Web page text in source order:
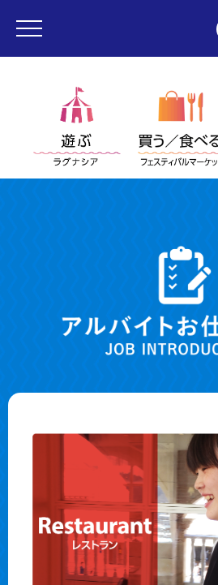
・フェスティバルマーケット
・変なホテル ラグーナテンボス
採用・アルバイ